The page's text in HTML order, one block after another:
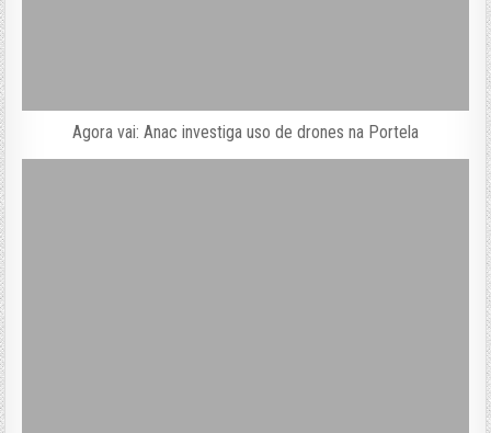
Agora vai: Anac investiga uso de drones na Portela